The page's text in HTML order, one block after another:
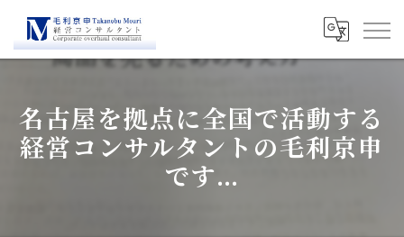
名古屋を拠点に全国で活動する
経営コンサルタントの毛利京申
です...